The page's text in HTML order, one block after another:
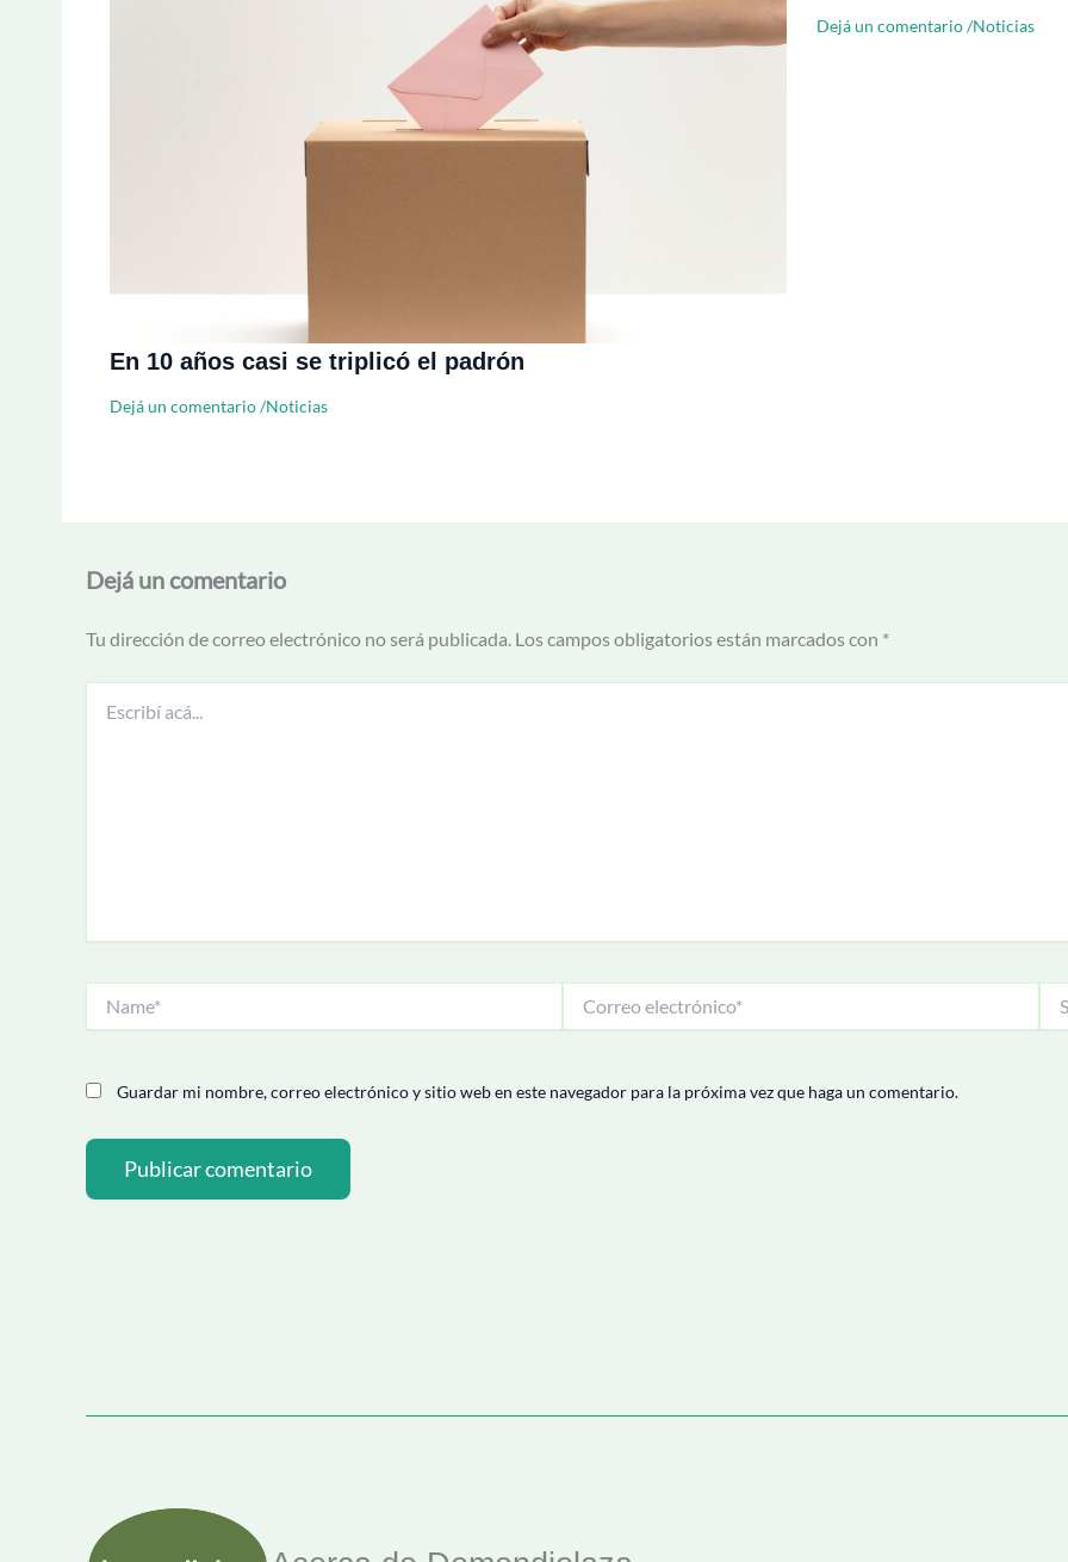
En 10 años casi se triplicó el padrón
Dejá un comentario/Noticias
Dejá un comentario /Noticias
Dejá un comentario
Tu dirección de correo electrónico no será publicada. Los campos obligatorios están marcados con *
acá...
electrónico*
Guardar mi nombre, correo electrónico y sitio web en este navegador para la próxima vez que haga un comentario.